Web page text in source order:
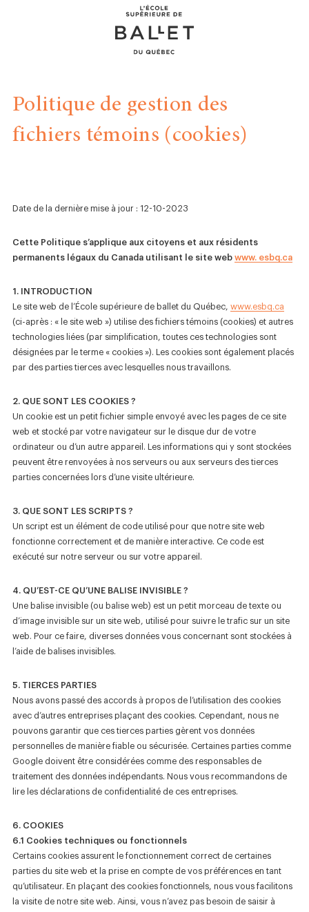
Formation professionnelle
À propos
Donner
Nouvelles
Boutique
SUIVEZ-NOUS :
Politique de gestion des
fichiers témoins (cookies)
Date de la dernière mise à jour : 12-10-2023
Cette Politique s’applique aux citoyens et aux résidents
permanents légaux du Canada utilisant le site web www. esbq.ca
1. INTRODUCTION
Le site web de l’École supérieure de ballet du Québec, www.esbq.ca
(ci-après : « le site web ») utilise des fichiers témoins (cookies) et autres
technologies liées (par simplification, toutes ces technologies sont
désignées par le terme « cookies »). Les cookies sont également placés
par des parties tierces avec lesquelles nous travaillons.
2. QUE SONT LES COOKIES ?
Un cookie est un petit fichier simple envoyé avec les pages de ce site
web et stocké par votre navigateur sur le disque dur de votre
ordinateur ou d’un autre appareil. Les informations qui y sont stockées
peuvent être renvoyées à nos serveurs ou aux serveurs des tierces
parties concernées lors d’une visite ultérieure.
3. QUE SONT LES SCRIPTS ?
Un script est un élément de code utilisé pour que notre site web
fonctionne correctement et de manière interactive. Ce code est
exécuté sur notre serveur ou sur votre appareil.
4. QU’EST-CE QU’UNE BALISE INVISIBLE ?
Une balise invisible (ou balise web) est un petit morceau de texte ou
d’image invisible sur un site web, utilisé pour suivre le trafic sur un site
web. Pour ce faire, diverses données vous concernant sont stockées à
l’aide de balises invisibles.
5. TIERCES PARTIES
Nous avons passé des accords à propos de l’utilisation des cookies
avec d’autres entreprises plaçant des cookies. Cependant, nous ne
pouvons garantir que ces tierces parties gèrent vos données
personnelles de manière fiable ou sécurisée. Certaines parties comme
Google doivent être considérées comme des responsables de
traitement des données indépendants. Nous vous recommandons de
lire les déclarations de confidentialité de ces entreprises.
6. COOKIES
6.1 Cookies techniques ou fonctionnels
Certains cookies assurent le fonctionnement correct de certaines
parties du site web et la prise en compte de vos préférences en tant
qu’utilisateur. En plaçant des cookies fonctionnels, nous vous facilitons
la visite de notre site web. Ainsi, vous n’avez pas besoin de saisir à